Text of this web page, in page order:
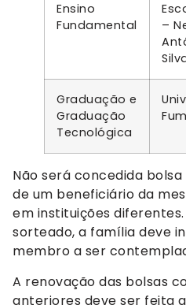
Ensino
Fundamental
–
Graduação e
Graduação
Tecnológica
Não será concedida
de um beneficiário da
em instituições
sorteado, a família deve
membro a ser
A renovação das bolsas
anteriores deve ser feita